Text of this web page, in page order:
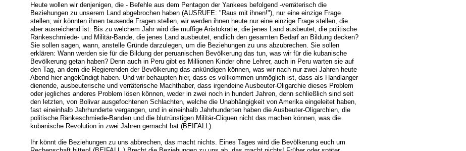
Heute wollen wir denjenigen, die - Befehle aus dem Pentagon der Yankees befolgend -verräterisch die
Beziehungen zu unserem Land abgebrochen haben (AUSRUFE: "Raus mit ihnen!"), nur eine einzige Frage
stellen; wir könnten ihnen tausende Fragen stellen, wir werden ihnen heute nur eine einzige Frage stellen, die
aber ausreichend ist: Bis zu welchem Jahr wird die muffige Aristokratie, die jenes Land ausbeutet, die politische
Ränkeschmiede- und Militär-Bande, die jenes Land ausbeutet, endlich den gesamten Bedarf an Bildung decken?
Sie sollen sagen, wann, anstelle Gründe darzulegen, um die Beziehungen zu uns abzubrechen. Sie sollen
erklären: Wann werden sie für die Bildung der peruanischen Bevölkerung das tun, was wir für die kubanische
Bevölkerung getan haben? Denn auch in Peru gibt es Millionen Kinder ohne Lehrer, auch in Peru warten sie auf
den Tag, an dem die Regierenden der Bevölkerung das ankündigen können, was wir nach nur zwei Jahren heute
Abend hier angekündigt haben. Und wir behaupten hier, dass es vollkommen unmöglich ist, dass als Handlanger
dienende, ausbeuterische und verräterische Machthaber, dass irgendeine Ausbeuter-Oligarchie dieses Problem
oder jegliches anderes Problem lösen können, weder in zwei noch in hundert Jahren, denn schließlich sind seit
den letzten, von Bolivar ausgefochtenen Schlachten, welche die Unabhängigkeit von Amerika eingeleitet haben,
fast eineinhalb Jahrhunderte vergangen, und in eineinhalb Jahrhunderten haben die Ausbeuter-Oligarchien, die
politische Ränkeschmiede-Banden und die blutrünstigen Militär-Cliquen nicht das machen können, was die
kubanische Revolution in zwei Jahren gemacht hat (BEIFALL).
Ihr könnt die Beziehungen zu uns abbrechen, das macht nichts. Eines Tages wird die Bevölkerung euch um